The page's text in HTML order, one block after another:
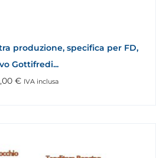
produzione, specifica per FD,
Gottifredi...
€ IVA inclusa